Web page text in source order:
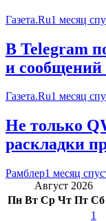
Газета.Ru1 месяц
В Telegram
и сообщений
Газета.Ru1 месяц
Не только
раскладки
Рамблер1 месяц
Август 2026
Пн Вт Ср Чт Пт Сб
1